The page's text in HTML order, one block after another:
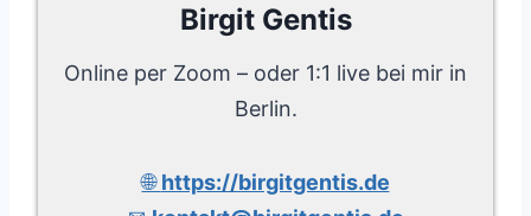
Birgit Gentis
Online per Zoom – oder 1:1 live bei mir in
Berlin.
🌐https://birgitgentis.de